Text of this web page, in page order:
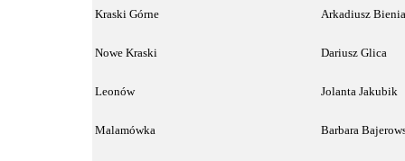
Kraski Górne Arkadiusz
Nowe Kraski Dariusz Glica
Leonów Jolanta Jakubik
Malamówka Barbara